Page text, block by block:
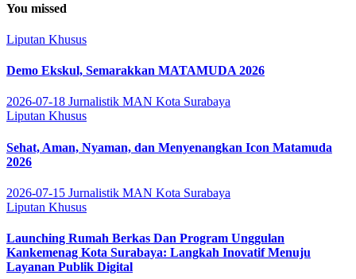
You missed
Liputan Khusus
Demo Ekskul, Semarakkan MATAMUDA 2026
2026-07-18 Jurnalistik MAN Kota Surabaya
Liputan Khusus
Sehat, Aman, Nyaman, dan Menyenangkan Icon Matamuda
2026
2026-07-15 Jurnalistik MAN Kota Surabaya
Liputan Khusus
Launching Rumah Berkas Dan Program Unggulan
Kankemenag Kota Surabaya: Langkah Inovatif Menuju
Layanan Publik Digital